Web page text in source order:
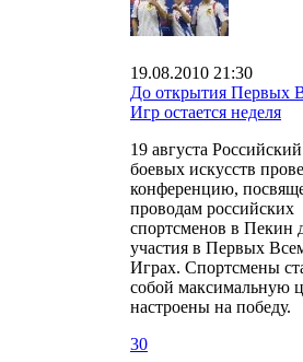
19.08.2010 21:30
До открытия Первых
Игр остается неделя
19 августа
боевых искусств
конференцию,
проводам российских
спортсменов в Пекин
участия в Первых
Играх. Спортсмены
собой максимальную
настроены на победу.
30